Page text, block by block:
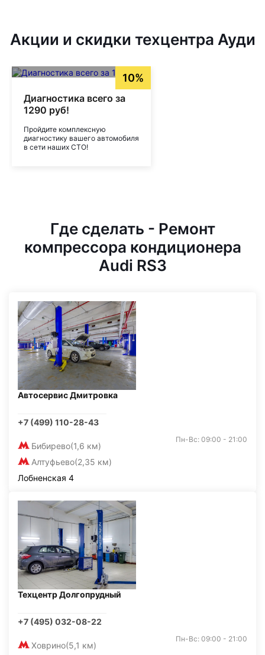
Акции и скидки техцентра Ауди
10%
Диагностика всего за
1290 руб!
Пройдите комплексную
диагностику вашего автомобиля
в сети наших СТО!
Где сделать - Ремонт
компрессора кондиционера
Audi RS3
Автосервис Дмитровка
+7 (499) 110-28-43
Бибирево(1,6 км)
Алтуфьево(2,35 км)
Пн-Вс: 09:00 - 21:00
Лобненская 4
Техцентр Долгопрудный
+7 (495) 032-08-22
Ховрино(5,1 км)
Пн-Вс: 09:00 - 21:00